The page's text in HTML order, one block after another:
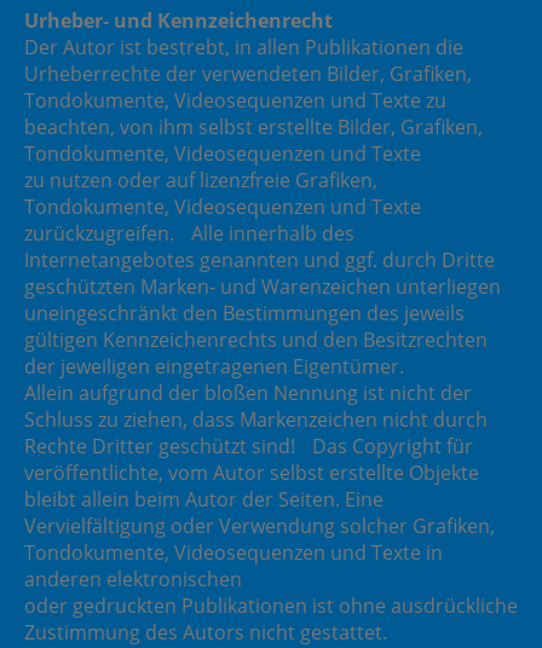
Urheber- und Kennzeichenrecht
Der Autor ist bestrebt, in allen Publikationen die
Urheberrechte der verwendeten Bilder, Grafiken,
Tondokumente, Videosequenzen und Texte zu
beachten, von ihm selbst erstellte Bilder, Grafiken,
Tondokumente, Videosequenzen und Texte
zu nutzen oder auf lizenzfreie Grafiken,
Tondokumente, Videosequenzen und Texte
zurückzugreifen. Alle innerhalb des
Internetangebotes genannten und ggf. durch Dritte
geschützten Marken- und Warenzeichen unterliegen
uneingeschränkt den Bestimmungen des jeweils
gültigen Kennzeichenrechts und den Besitzrechten
der jeweiligen eingetragenen Eigentümer.
Allein aufgrund der bloßen Nennung ist nicht der
Schluss zu ziehen, dass Markenzeichen nicht durch
Rechte Dritter geschützt sind! Das Copyright für
veröffentlichte, vom Autor selbst erstellte Objekte
bleibt allein beim Autor der Seiten. Eine
Vervielfältigung oder Verwendung solcher Grafiken,
Tondokumente, Videosequenzen und Texte in
anderen elektronischen
oder gedruckten Publikationen ist ohne ausdrückliche
Zustimmung des Autors nicht gestattet.